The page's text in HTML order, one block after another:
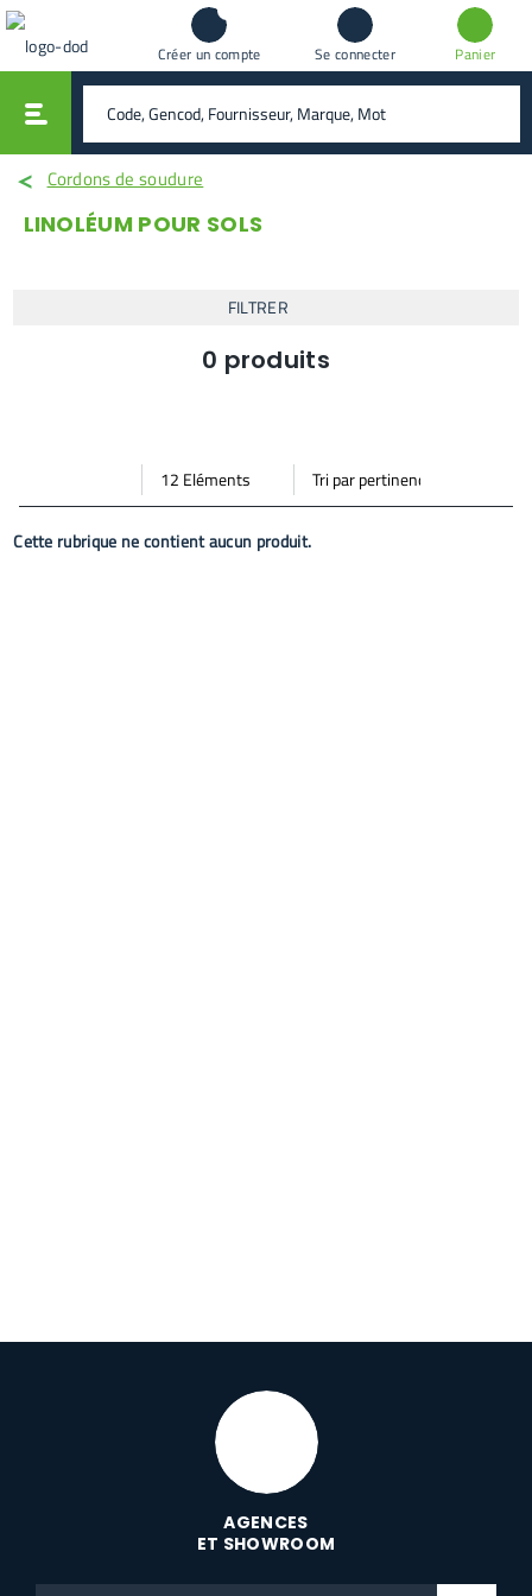
Créer un compte Se connecter Panier
rechercher
Cordons de soudure
LINOLÉUM POUR SOLS
FILTRER
0 produits
Mode vignette
Mode bande
Par
page
Trier
par
AGENCES
ET SHOWROOM